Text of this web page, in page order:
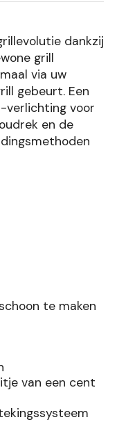
dankzij
grill
via uw
gebeurt. Een
verlichting voor
en de
te maken
van een cent